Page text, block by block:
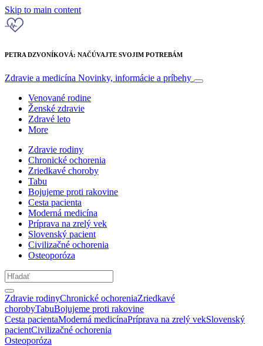
Skip to main content
PETRA DZVONÍKOVÁ: NAČÚVAJTE SVOJIM POTREBÁM
Zdravie a medicína Novinky, informácie a príbehy
Venované rodine
Ženské zdravie
Zdravé leto
More
Zdravie rodiny
Chronické ochorenia
Zriedkavé choroby
Tabu
Bojujeme proti rakovine
Cesta pacienta
Moderná medicína
Príprava na zrelý vek
Slovenský pacient
Civilizačné ochorenia
Osteoporóza
Zdravie rodinyChronické ochoreniaZriedkavé
chorobyTabuBojujeme proti rakovine
Cesta pacientaModerná medicínaPríprava na zrelý vekSlovenský
pacientCivilizačné ochorenia
Osteoporóza